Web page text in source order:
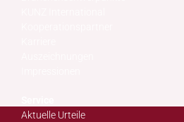
Aktuelle Urteile